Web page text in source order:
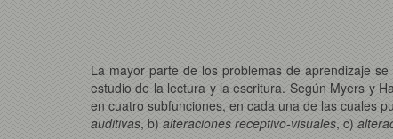
La mayor parte de los problemas de aprendizaje
estudio de la lectura y la escritura. Según Myers y
en cuatro subfunciones, en cada una de las cuales
auditivas, b) alteraciones receptivo-visuales, c)